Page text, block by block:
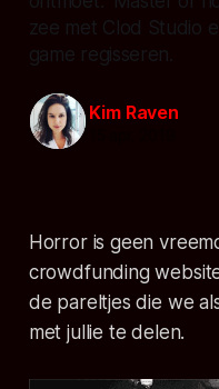
zee met Clod Studio
game regisseren.
Kim Raven
Horror is geen
crowdfunding
de pareltjes die we
met jullie te delen.